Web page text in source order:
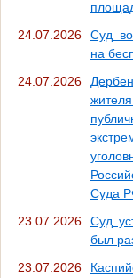
24.07.2026
Суд
на
24.07.2026
Суда
23.07.2026
Суд
был
23.07.2026